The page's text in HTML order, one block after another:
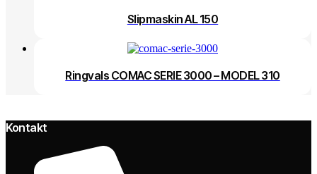
Slipmaskin AL 150
Ringvals COMAC SERIE 3000 – MODEL 310
Kontakt